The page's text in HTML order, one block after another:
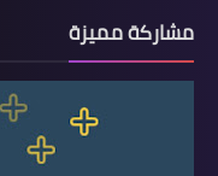
مشاركة مميزة